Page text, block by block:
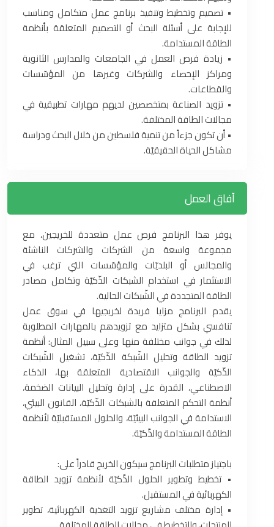
• تصميم وتخطيط وتنفيذ برنامج عمل متكامل ومناسب
للإجابة على أسئلة البحث أو التصميم المتعلقة بأنظمة
الطاقة المستدامة.
• زيادة فرص العمل في الجامعات والمدارس الثانوية
ومراكز الإحصاء والشركات وغيرها من المؤسّسات
والقطاعات.
• تزويد الصناعة بمتخصصين لديهم مهارات تطبيقية في
مجالات الطاقة المختلفة.
• أن تكون جزءاً من تنمية فلسطين من خلال البحث ودراسة
مشاكل الحياة الحقيقيّة.
آفاق العمل
يوفر هذا البرنامج فرص عمل متعددة للخريجين، مع
مجموعة واسعة من الشركات والشركات الناشئة
والمجالس أو البلديّات والمؤسّسات التي ترغب في
الاستثمار في استخدام الشبكات الذّكيّة وتكامل مصادر
الطاقة المتجددة في الشّبكات الحالية.
يقدم البرنامج مزايا فريدة لخريجيها في سوق عمل
تنافسي بشكل متزايد مع تزويدهم بالمهارات المطلوبة
لذلك في جوانب مختلفة منها وعلى سبيل المثال: أنظمة
تزويد الطاقة وتحليل الشّبكة الذّكيّة، تشغيل الشّبكات
الذّكيّة والجوانب الاقتصادية المتعلقة بها، الذكاء
الاصطناعي، القدرة على إدارة وتحليل البيانات الضخمة،
أنظمة التحكم المتعلقة بالشبكات الذّكيّة، القانون البيئي،
الاستدامة في الجوانب البيئيّة، والحلول المستقبليّة لأنظمة
الطاقة المستدامة والذّكيّة.
باجتياز متطلبات البرنامج سيكون الخريج قادراً على:
• تخطيط وتطوير الحلول الذّكيّة لأنظمة تزويد الطاقة
الكهربائية في المستقبل.
• إدارة مختلف مشاريع تزويد التغذية الكهربائية، تطوير